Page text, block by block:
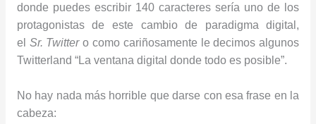
donde puedes escribir 140 caracteres sería uno de los
protagonistas de este cambio de paradigma digital,
el Sr. Twittero como cariñosamente le decimos algunos
Twitterland “La ventana digital donde todo es posible”.
No hay nada más horrible que darse con esa frase en la
cabeza: